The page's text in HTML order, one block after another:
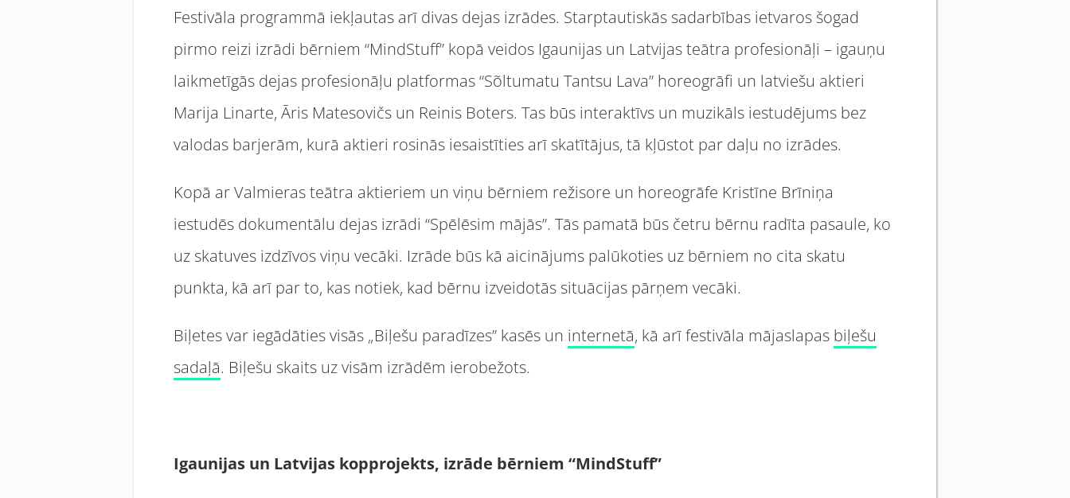
Festivāla programmā iekļautas arī divas dejas izrādes. Starptautiskās sadarbības ietvaros šogad
pirmo reizi izrādi bērniem “MindStuff” kopā veidos Igaunijas un Latvijas teātra profesionāļi – igauņu
laikmetīgās dejas profesionāļu platformas “Sõltumatu Tantsu Lava” horeogrāfi un latviešu aktieri
Marija Linarte, Āris Matesovičs un Reinis Boters. Tas būs interaktīvs un muzikāls iestudējums bez
valodas barjerām, kurā aktieri rosinās iesaistīties arī skatītājus, tā kļūstot par daļu no izrādes.
Kopā ar Valmieras teātra aktieriem un viņu bērniem režisore un horeogrāfe Kristīne Brīniņa
iestudēs dokumentālu dejas izrādi “Spēlēsim mājās”. Tās pamatā būs četru bērnu radīta pasaule, ko
uz skatuves izdzīvos viņu vecāki. Izrāde būs kā aicinājums palūkoties uz bērniem no cita skatu
punkta, kā arī par to, kas notiek, kad bērnu izveidotās situācijas pārņem vecāki.
Biļetes var iegādāties visās „Biļešu paradīzes” kasēs un internetā, kā arī festivāla mājaslapas biļešu
sadaļā. Biļešu skaits uz visām izrādēm ierobežots.
Igaunijas un Latvijas kopprojekts, izrāde bērniem “MindStuff”